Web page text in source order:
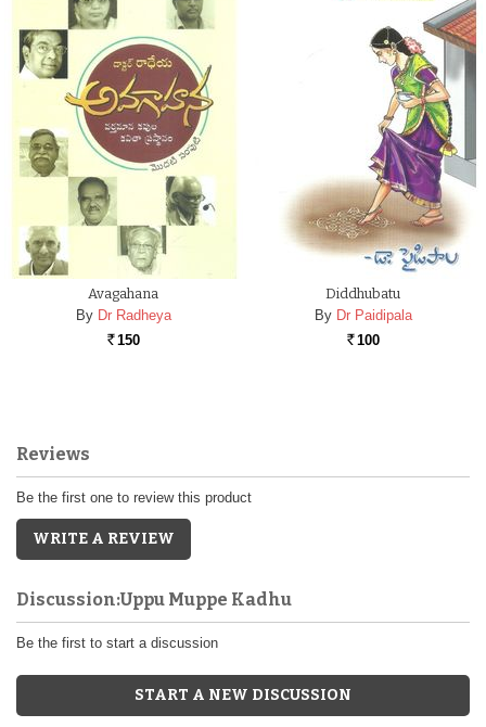
Avagahana
By Dr Radheya
Rs. 150
Diddhubatu
By Dr Paidipala
Rs. 100
Reviews
Be the first one to review this product
WRITE A REVIEW
Discussion:Uppu Muppe Kadhu
Be the first to start a discussion
START A NEW DISCUSSION